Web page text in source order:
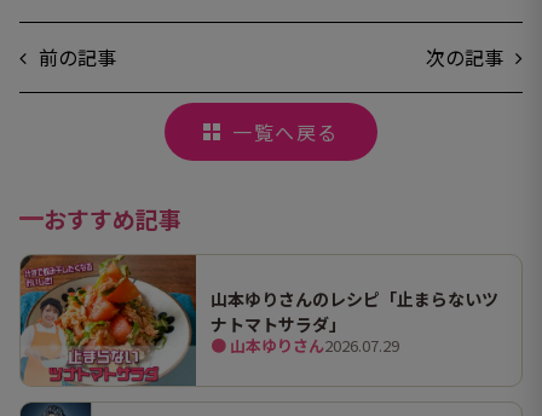
前の記事 次の記事
一覧へ戻る
おすすめ記事
山本ゆりさんのレシピ「止まらないツ
ナトマトサラダ」
● 山本ゆりさん2026.07.29